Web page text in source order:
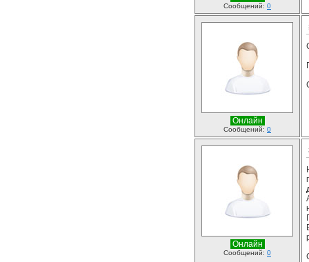
Сообщений: 0
Онлайн
Сообщений: 0
Онлайн
Сообщений: 0